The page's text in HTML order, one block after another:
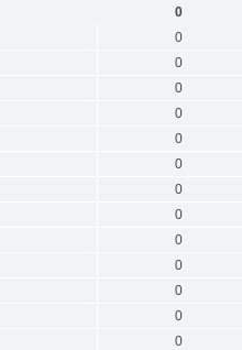
0
0
0
0
0
0
0
0
0
0
0
0
0
0